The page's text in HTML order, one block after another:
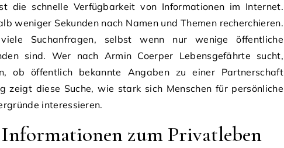
die schnelle Verfügbarkeit von Informationen im Internet.
weniger Sekunden nach Namen und Themen recherchieren.
Suchanfragen, selbst wenn nur wenige öffentliche
sind. Wer nach Armin Coerper Lebensgefährte sucht,
ob öffentlich bekannte Angaben zu einer Partnerschaft
zeigt diese Suche, wie stark sich Menschen für persönliche
interessieren.
zum Privatleben